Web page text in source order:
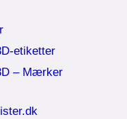
etiketter
– Mærker